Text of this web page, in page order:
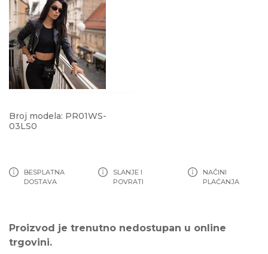
Broj modela: PR01WS-
03LS0
BESPLATNA
DOSTAVA
SLANJE I
POVRATI
NAČINI
PLAĆANJA
Proizvod je trenutno nedostupan u online
trgovini.